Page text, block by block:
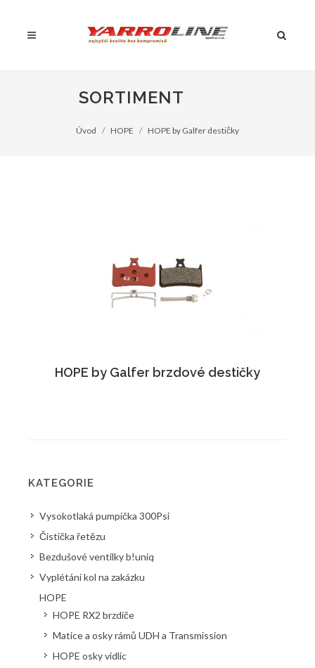
SORTIMENT
Úvod HOPE HOPE by Galfer destičky
HOPE by Galfer brzdové destičky
KATEGORIE
Vysokotlaká pumpička 300Psi
Čistička řetězu
Bezdušové ventilky b!uniq
Vyplétání kol na zakázku
HOPE
HOPE RX2 brzdiče
Matice a osky rámů UDH a Transmission
HOPE osky vidlic